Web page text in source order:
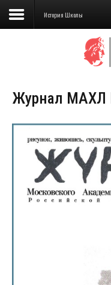
Сведения об
Школа
Училище
Детская Художественная
Поступающим
Подготовка
Курсы повышения
История Школы
Журнал МАХЛ